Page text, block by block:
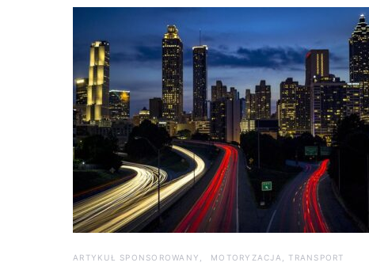
ARTYKUŁ SPONSOROWANY MOTORYZACJA, TRANSPORT